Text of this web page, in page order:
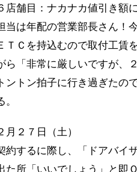
店舗目：ナカナカ値引き額
当は年配の営業部長さん！
ＴＣを持込むので取付工賃
ら「非常に厳しいですが、
トントン拍子に行き過ぎたの
。
月２７日（土）
約するに際し、「ドアバイ
た所「いいでしょう」と即